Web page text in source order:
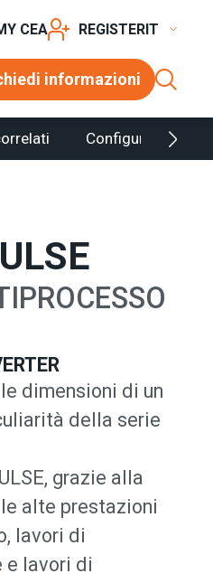
informazioni
CEA REGISTER
dimensioni di un
della serie
grazie alla
alte prestazioni
lavori di
e lavori di